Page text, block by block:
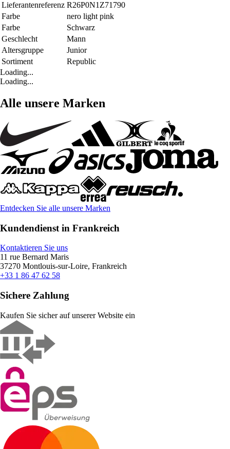
Lieferantenreferenz R26P0N1Z71790
Farbe
nero light pink
Farbe
Schwarz
Geschlecht
Mann
Altersgruppe
Junior
Sortiment
Republic
Loading...
Loading...
Alle unsere Marken
Entdecken Sie alle unsere Marken
Kundendienst in Frankreich
Kontaktieren Sie uns
11 rue Bernard Maris
37270 Montlouis-sur-Loire, Frankreich
+33 1 86 47 62 58
Sichere Zahlung
Kaufen Sie sicher auf unserer Website ein